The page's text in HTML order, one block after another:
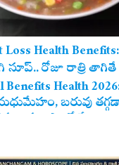
Loss Health
రోజూ రాత్రి తాగితే
Health
బరువు
అన్నం ఎంతో మేలు!